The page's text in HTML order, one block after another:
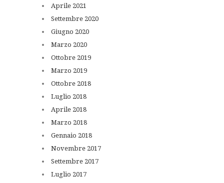
Aprile 2021
Settembre 2020
Giugno 2020
Marzo 2020
Ottobre 2019
Marzo 2019
Ottobre 2018
Luglio 2018
Aprile 2018
Marzo 2018
Gennaio 2018
Novembre 2017
Settembre 2017
Luglio 2017